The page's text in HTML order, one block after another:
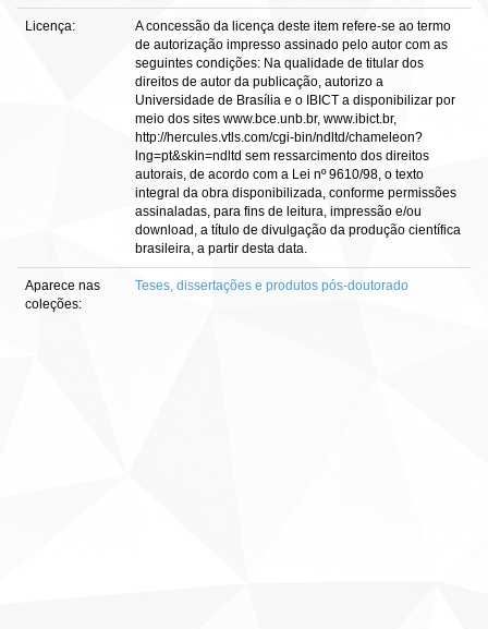
Licença:
A concessão da licença deste item refere-se ao termo
de autorização impresso assinado pelo autor com as
seguintes condições: Na qualidade de titular dos
direitos de autor da publicação, autorizo a
Universidade de Brasília e o IBICT a disponibilizar por
meio dos sites www.bce.unb.br, www.ibict.br,
http://hercules.vtls.com/cgi-bin/ndltd/chameleon?
lng=pt&skin=ndltd sem ressarcimento dos direitos
autorais, de acordo com a Lei nº 9610/98, o texto
integral da obra disponibilizada, conforme permissões
assinaladas, para fins de leitura, impressão e/ou
download, a título de divulgação da produção científica
brasileira, a partir desta data.
Aparece nas
coleções:
Teses, dissertações e produtos pós-doutorado